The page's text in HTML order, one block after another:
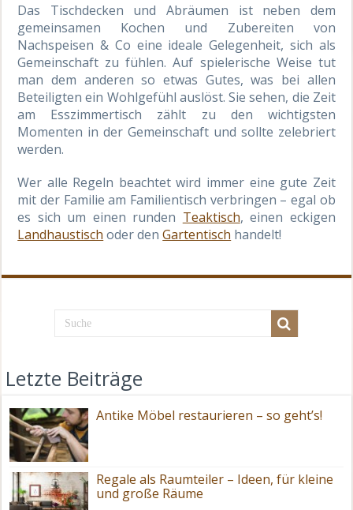
Das Tischdecken und Abräumen ist neben dem
gemeinsamen Kochen und Zubereiten von
Nachspeisen & Co eine ideale Gelegenheit, sich als
Gemeinschaft zu fühlen. Auf spielerische Weise tut
man dem anderen so etwas Gutes, was bei allen
Beteiligten ein Wohlgefühl auslöst. Sie sehen, die Zeit
am Esszimmertisch zählt zu den wichtigsten
Momenten in der Gemeinschaft und sollte zelebriert
werden.
Wer alle Regeln beachtet wird immer eine gute Zeit
mit der Familie am Familientisch verbringen – egal ob
es sich um einen runden Teaktisch, einen eckigen
Landhaustisch oder denGartentisch handelt!
Letzte Beiträge
Antike Möbel restaurieren – so geht’s!
Regale als Raumteiler – Ideen, für kleine
und große Räume